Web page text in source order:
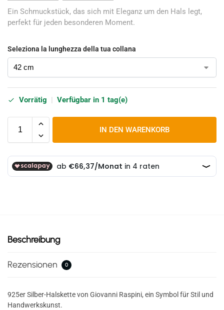
Ein Schmuckstück, das sich mit Eleganz um den Hals legt,
perfekt für jeden besonderen Moment.
Seleziona la lunghezza della tua collana
Vorrätig Verfügbar in 1 tag(e)
IN DEN WARENKORB
Beschreibung
Rezensionen 0
925er Silber-Halskette von Giovanni Raspini, ein Symbol für Stil und
Handwerkskunst.